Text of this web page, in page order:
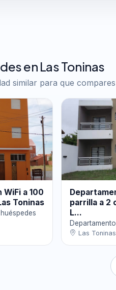
en Las Toninas
similar para que
a 100
Toninas
parrilla a 2
L...
Las Toninas